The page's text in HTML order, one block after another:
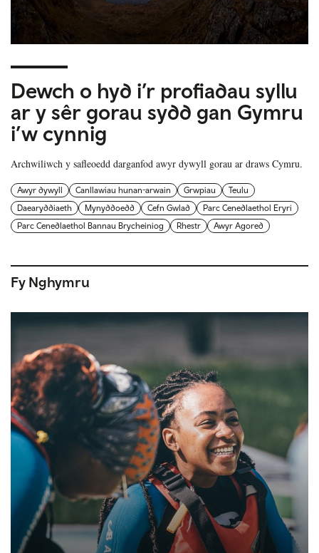
Dewch o hyd i’r profiadau syllu
ar y sêr gorau sydd gan Gymru
i’w cynnig
Archwiliwch y safleoedd darganfod awyr dywyll gorau ar draws Cymru.
Awyr dywyll Canllawiau hunan-arwain Grwpiau
Teulu
Daearyddiaeth
Mynyddoedd Cefn Gwlad
Parc Cenedlaethol Eryri
Parc Cenedlaethol Bannau Brycheiniog
Rhestr Awyr Agored
Fy Nghymru